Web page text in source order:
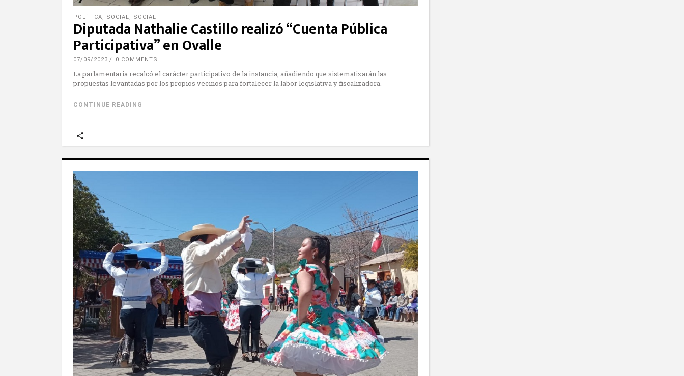
POLÍTICA, SOCIAL, SOCIAL
Diputada Nathalie Castillo realizó “Cuenta Pública
Participativa” en Ovalle
07/09/2023 0 COMMENTS
La parlamentaria recalcó el carácter participativo de la instancia, añadiendo que sistematizarán las
propuestas levantadas por los propios vecinos para fortalecer la labor legislativa y fiscalizadora.
CONTINUE READING